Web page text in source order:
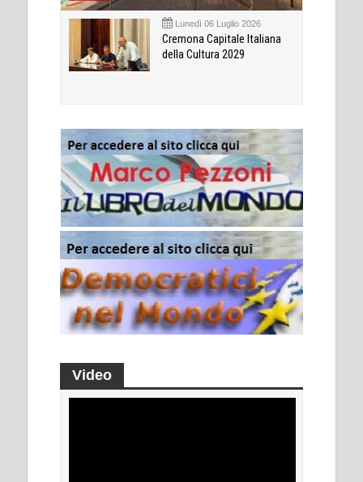
Lunedì 06 Luglio 2026
Cremona Capitale Italiana
della Cultura 2029
Video